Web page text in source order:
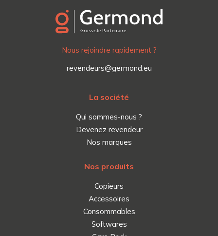
Nous rejoindre rapidement ?
revendeurs@germond.eu
La société
Qui sommes-nous ?
Devenez revendeur
Nos marques
Nos produits
Copieurs
Accessoires
Consommables
Softwares